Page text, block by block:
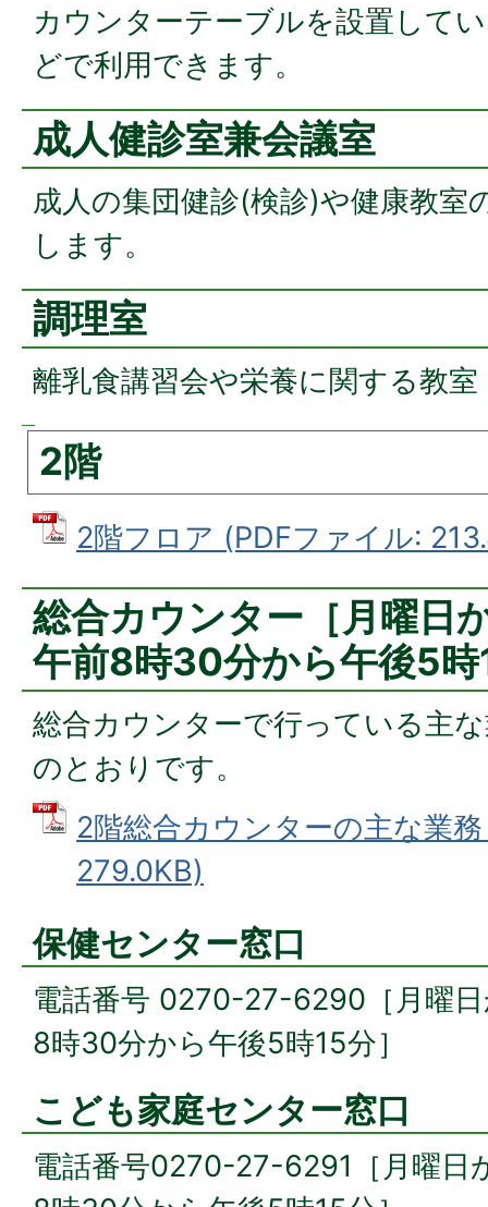
カウンターテーブルを設置して
どで利用できます。
成人健診室兼会議室
成人の集団健診(検診)や健康教室
します。
調理室
離乳食講習会や栄養に関する教
2階
2階フロア (PDFファイル:
総合カウンター［月曜日
午前8時30分から午後5時
総合カウンターで行っている主
のとおりです。
2階総合カウンターの主な業
279.0KB)
保健センター窓口
電話番号 0270-27-6290［月曜
8時30分から午後5時15分］
こども家庭センター窓口
電話番号0270-27-6291［月曜日